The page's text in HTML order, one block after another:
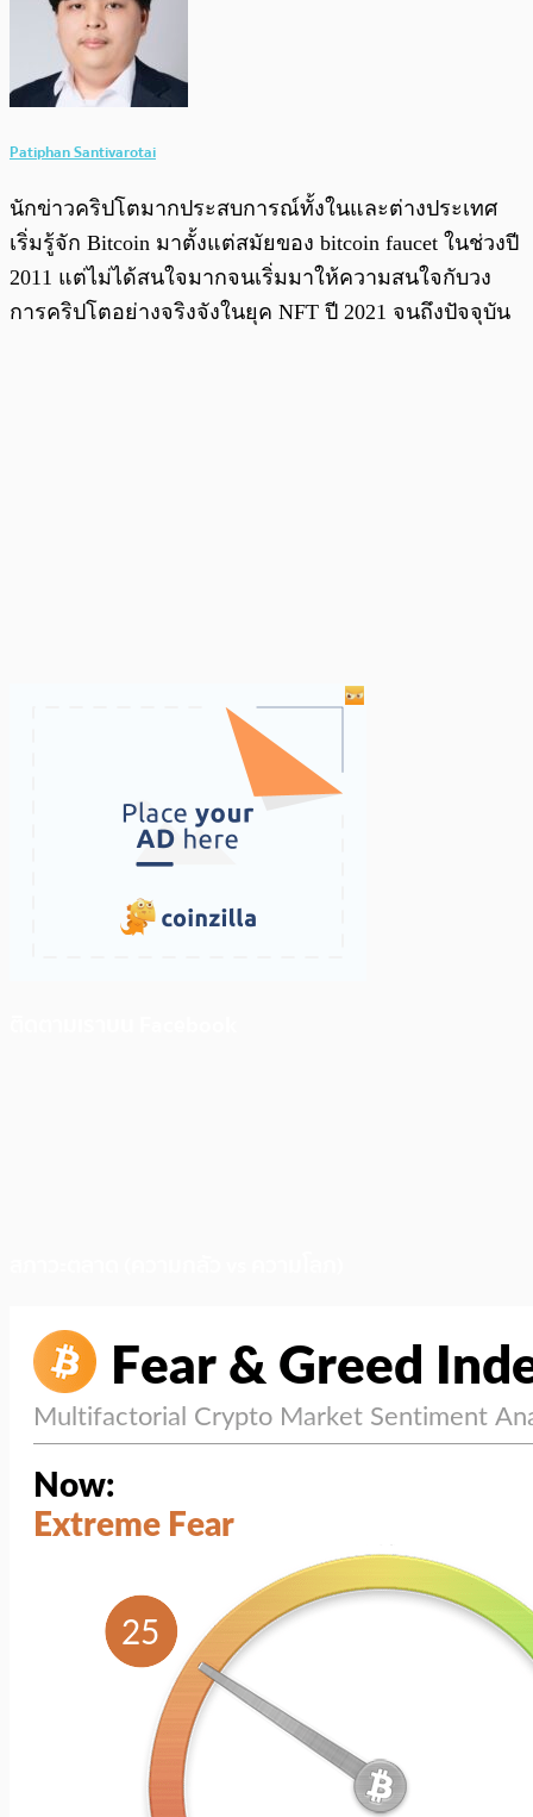
Patiphan Santivarotai
นักข่าวคริปโตมากประสบการณ์ทั้งในและต่างประเทศ
เริ่มรู้จัก Bitcoin มาตั้งแต่สมัยของ bitcoin faucet ในช่วงปี
2011 แต่ไม่ได้สนใจมากจนเริ่มมาให้ความสนใจกับวง
การคริปโตอย่างจริงจังในยุค NFT ปี 2021 จนถึงปัจจุบัน